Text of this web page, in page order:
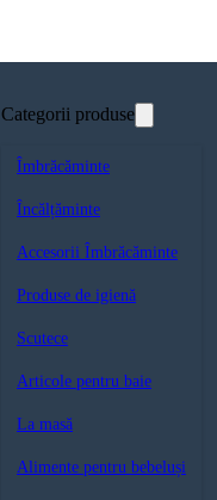
Categorii produse
Îmbrăcăminte
Încălțăminte
Accesorii Îmbrăcăminte
Produse de igienă
Scutece
Articole pentru baie
La masă
Alimente pentru bebeluși